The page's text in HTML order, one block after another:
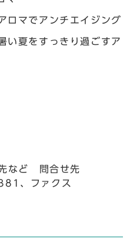
ロマでアンチエイジング
い夏をすっきり過ごすア
など 問合せ先
、ファクス